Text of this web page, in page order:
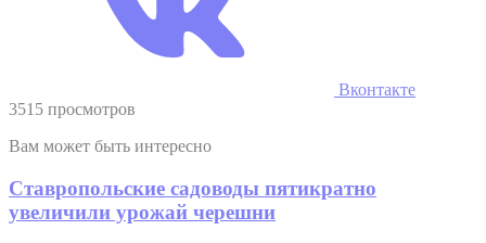
Вконтакте
3515 просмотров
Вам может быть интересно
Ставропольские садоводы пятикратно
увеличили урожай черешни